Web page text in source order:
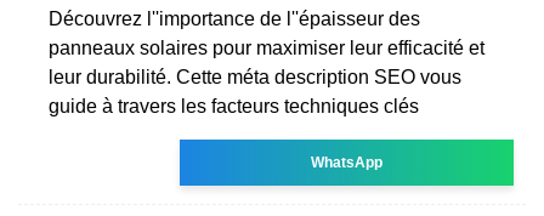
Découvrez l''importance de l''épaisseur des
panneaux solaires pour maximiser leur efficacité et
leur durabilité. Cette méta description SEO vous
guide à travers les facteurs techniques clés
WhatsApp